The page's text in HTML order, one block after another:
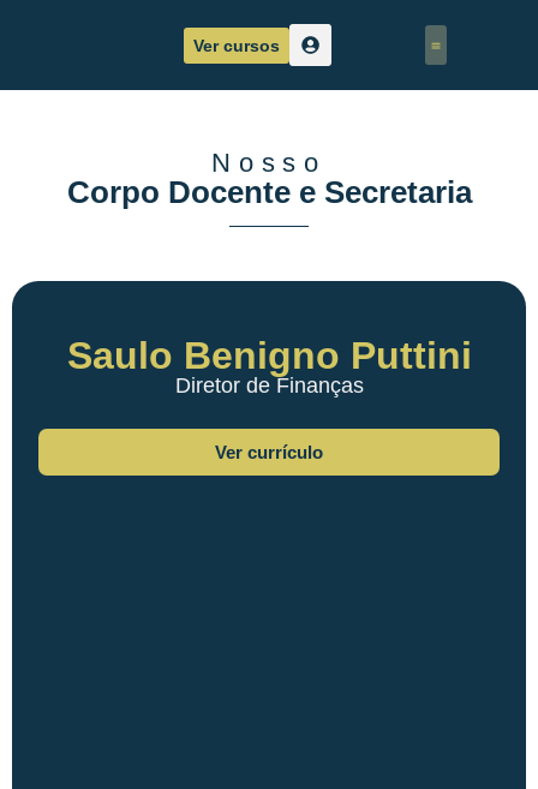
Ver cursos
Nosso
Corpo Docente e Secretaria
Saulo Benigno Puttini
Diretor de Finanças
Ver currículo